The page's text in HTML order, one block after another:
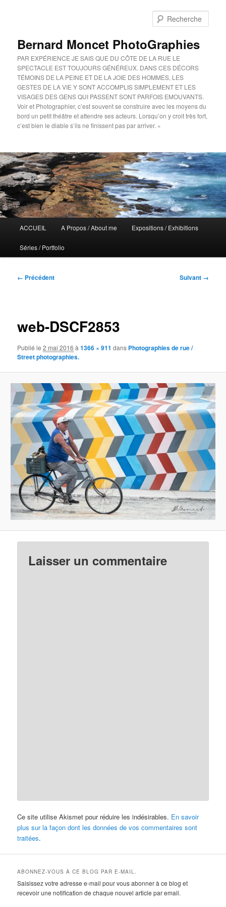
Bernard Moncet PhotoGraphies
PAR EXPÉRIENCE JE SAIS QUE DU CÔTE DE LA RUE LE
SPECTACLE EST TOUJOURS GÉNÉREUX. DANS CES DÉCORS
TÉMOINS DE LA PEINE ET DE LA JOIE DES HOMMES, LES
GESTES DE LA VIE Y SONT ACCOMPLIS SIMPLEMENT ET LES
VISAGES DES GENS QUI PASSENT SONT PARFOIS EMOUVANTS.
Voir et Photographier, c’est souvent se construire avec les moyens du
bord un petit théâtre et attendre ses acteurs. Lorsqu’on y croit très fort,
c’est bien le diable s’ils ne finissent pas par arriver. »
principal
ACCUEIL A Propos / About me Expositions / Exhibitions
Séries / Portfolio
Navigation
← Précédent Suivant →
web-DSCF2853
Publié le2 mai 2016 à1366 × 911 dans Photographies de rue /
Street photographies.
Laisser un commentaire
Ce site utilise Akismet pour réduire les indésirables. En savoir
plus sur la façon dont les données de vos commentaires sont
traitées.
ABONNEZ-VOUS À CE BLOG PAR E-MAIL.
Saisissez votre adresse e-mail pour vous abonner à ce blog et
recevoir une notification de chaque nouvel article par email.